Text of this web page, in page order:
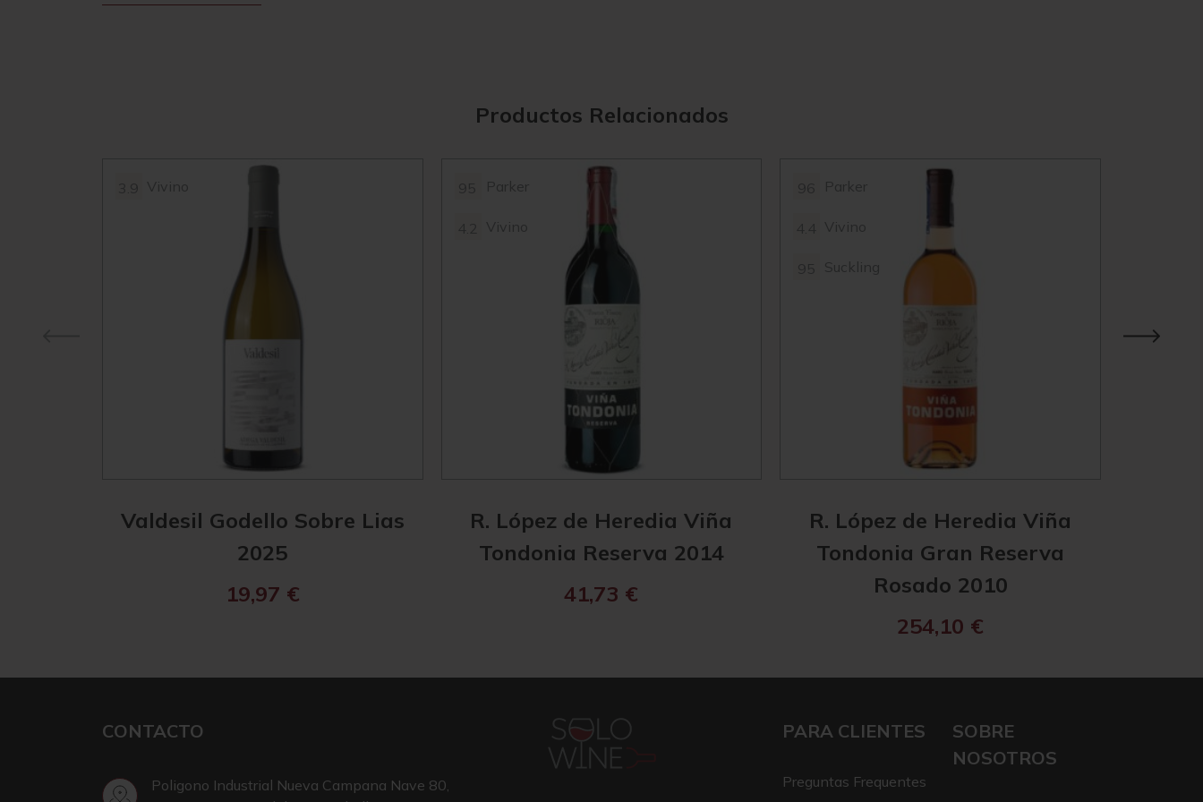
Productos Relacionados
Vivino
Valdesil Godello Sobre Lias
2025
19,97 €
Parker
Vivino
R. López de Heredia Viña
Tondonia Reserva 2014
41,73 €
Parker
Vivino
Suckling
R. López de Heredia Viña
Tondonia Gran Reserva
Rosado 2010
254,10 €
CONTACTO
Poligono Industrial Nueva Campana Nave 80,
PARA CLIENTES
Preguntas Frequentes
SOBRE
NOSOTROS